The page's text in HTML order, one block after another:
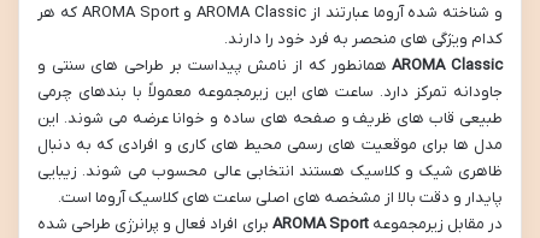
و شناخته شده آروما عبارتند از AROMA Classic و AROMA Sport که هر
کدام ویژگی های منحصر به فرد خود را دارند.
AROMA Classicهمانطور که از نامش پیداست بر طراحی های سنتی و
جاودانه تمرکز دارد. ساعت های این زیرمجموعه معمولاً با بندهای چرمی
طبیعی قاب های ظریف و صفحه های ساده و خوانا عرضه می شوند. این
مدل ها برای موقعیت های رسمی محیط های کاری و افرادی که به دنبال
ظاهری شیک و کلاسیک هستند انتخابی عالی محسوب می شوند. زیبایی
پایدار و دقت بالا از مشخصه های اصلی ساعت های کلاسیک آروما است.
در مقابل زیرمجموعهAROMA Sport برای افراد فعال و پرانرژی طراحی شده